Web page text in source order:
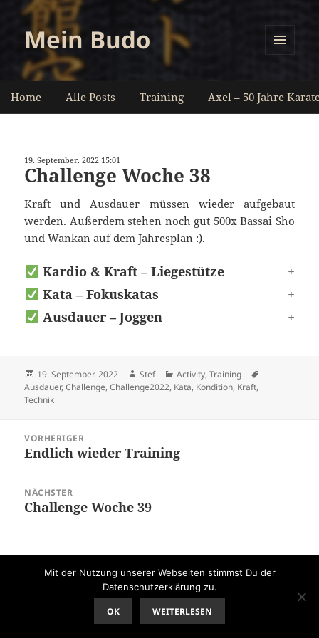
Mein Budo
Home Alle Posts Training Axel – 50 Jahre
19. September. 2022 15:01
Challenge Woche 38
Kraft und Ausdauer müssen wieder aufgebaut
werden. Außerdem stehen noch gut 500x Bassai Sho
und Wankan auf dem Jahresplan :).
Kardio & Kraft – Liegestütze
Kata – Fokuskatas
Ausdauer – Joggen
Veröffentlicht
am
19. September. 2022 Autor
Stef Kategorien
Activity,Training
Ausdauer,Challenge,Challenge2022, Kata, Kondition, Kraft,
Technik
VORHERIGER
Vorheriger
Endlich wieder Training
NÄCHSTER
Nächster
Challenge Woche 39
Mit der Nutzung unserer Webseiten stimmst Du der
Datenschutzerklärung zu.
OK WEITERLESEN